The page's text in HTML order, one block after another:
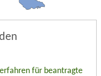
für beantragte